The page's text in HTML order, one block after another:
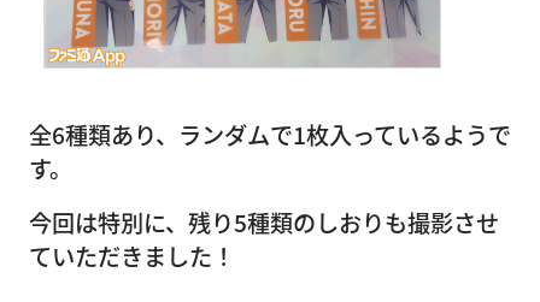
全6種類あり、ランダムで1枚入っているようで
す。
今回は特別に、残り5種類のしおりも撮影させ
ていただきました！